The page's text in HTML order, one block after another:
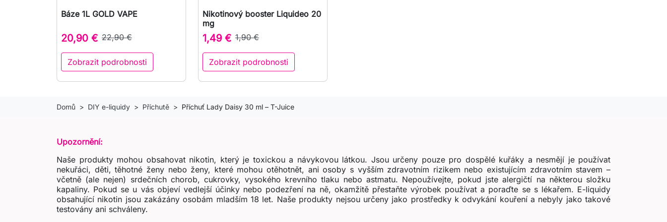
 Rychlý náhled
Báze 1L GOLD VAPE
20,90 € 22,90 €
Zobrazit podrobnosti
 Rychlý náhled
Nikotinový booster Liquideo 20
mg
1,49 € 1,90 €
Zobrazit podrobnosti
Domů DIY e-liquidy Příchutě Příchuť Lady Daisy 30 ml – T-Juice
Upozornění:
Naše produkty mohou obsahovat nikotin, který je toxickou a návykovou látkou. Jsou určeny pouze pro dospělé kuřáky a nesmějí je používat
nekuřáci, děti, těhotné ženy nebo ženy, které mohou otěhotnět, ani osoby s vyšším zdravotním rizikem nebo existujícím zdravotním stavem –
včetně (ale nejen) srdečních chorob, cukrovky, vysokého krevního tlaku nebo astmatu. Nepoužívejte, pokud jste alergičtí na některou složku
kapaliny. Pokud se u vás objeví vedlejší účinky nebo podezření na ně, okamžitě přestaňte výrobek používat a poraďte se s lékařem. E-liquidy
obsahující nikotin jsou zakázány osobám mladším 18 let. Naše produkty nejsou určeny jako prostředky k odvykání kouření a nebyly jako takové
testovány ani schváleny.